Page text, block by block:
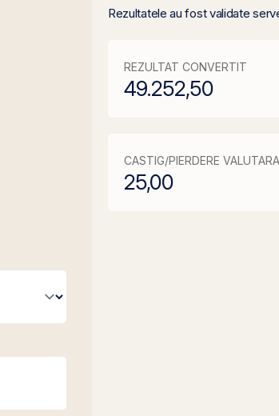
Rezultatele au fost validate
REZULTAT CONVERTIT
49.252,50
CASTIG/PIERDERE VALUTARA
25,00